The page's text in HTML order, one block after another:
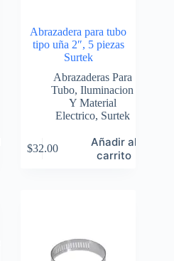
Abrazadera para tubo
tipo uña 2″, 5 piezas
Surtek
Abrazaderas Para
Tubo,Iluminacion
Y Material
Electrico, Surtek
$32.00
Añadir al
carrito